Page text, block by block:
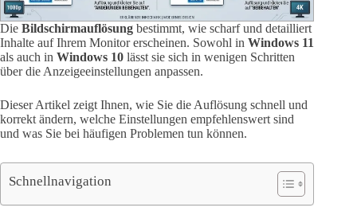
Die Bildschirmauflösung bestimmt, wie scharf und detailliert
Inhalte auf Ihrem Monitor erscheinen. Sowohl in Windows 11
als auch in Windows 10 lässt sie sich in wenigen Schritten
über die Anzeigeeinstellungen anpassen.
Dieser Artikel zeigt Ihnen, wie Sie die Auflösung schnell und
korrekt ändern, welche Einstellungen empfehlenswert sind
und was Sie bei häufigen Problemen tun können.
Schnellnavigation